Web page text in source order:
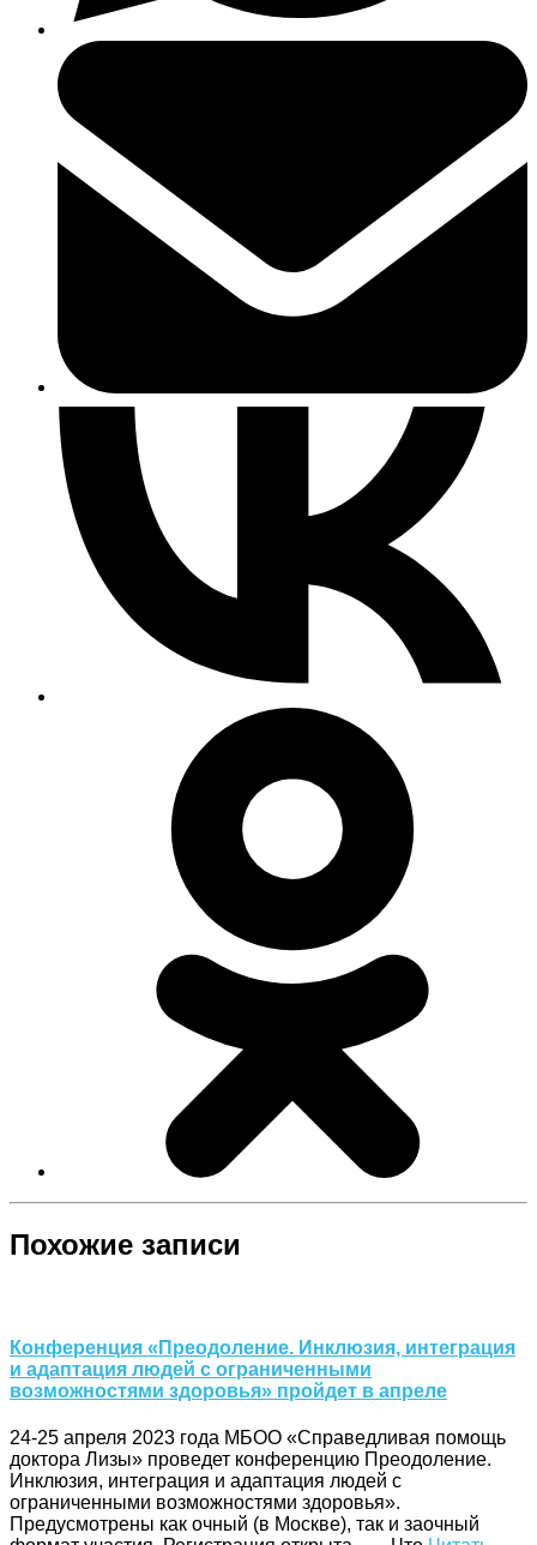
Похожие записи
Конференция «Преодоление. Инклюзия, интеграция
и адаптация людей с ограниченными
возможностями здоровья» пройдет в апреле
24-25 апреля 2023 года МБОО «Справедливая помощь
доктора Лизы» проведет конференцию Преодоление.
Инклюзия, интеграция и адаптация людей с
ограниченными возможностями здоровья».
Предусмотрены как очный (в Москве), так и заочный